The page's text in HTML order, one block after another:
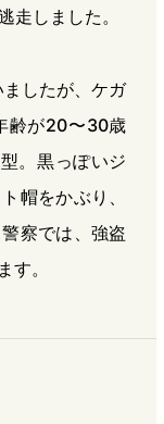
走しました。
したが、ケガ
齢が20〜30歳
。黒っぽいジ
帽をかぶり、
察では、強盗
。